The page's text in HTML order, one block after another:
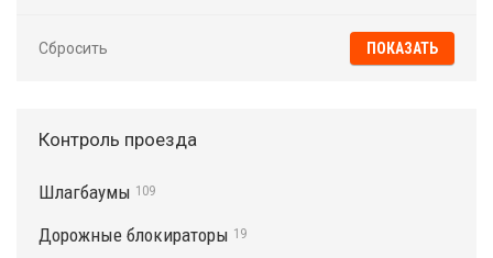
Сбросить
Контроль проезда
Шлагбаумы 109
Дорожные блокираторы 19